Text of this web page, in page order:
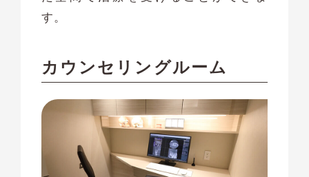
す。
カウンセリングルーム